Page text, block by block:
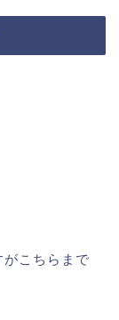
がこちらまで